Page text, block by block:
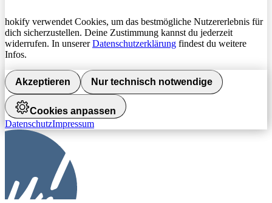
hokify verwendet Cookies, um das bestmögliche Nutzererlebnis für
dich sicherzustellen. Deine Zustimmung kannst du jederzeit
widerrufen. In unsererDatenschutzerklärung findest du weitere
Infos.
Akzeptieren Nur technisch notwendige
Cookies anpassen
DatenschutzImpressum